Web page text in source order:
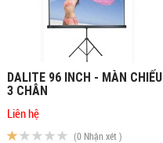
DALITE 96 INCH - MÀN CHIẾU
3 CHÂN
Liên hệ
(0 Nhận xét )